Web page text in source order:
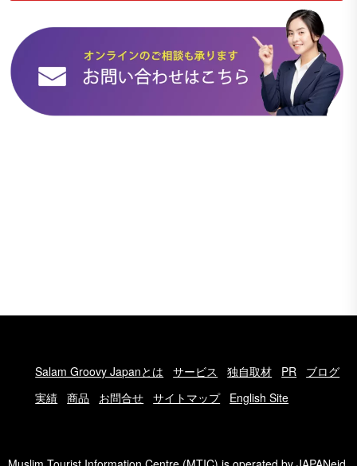
Salam Groovy Japanとは サービス 独自取材 PR
ブログ
実績
商品 お問合せ サイトマップ English Site